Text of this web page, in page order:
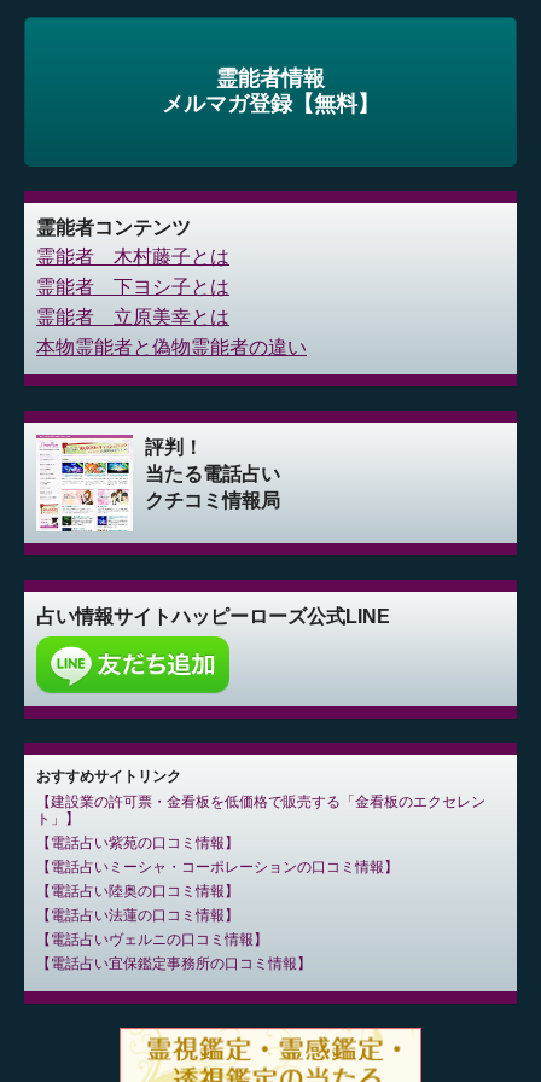
霊能者情報
メルマガ登録【無料】
霊能者コンテンツ
霊能者 木村藤子とは
霊能者 下ヨシ子とは
霊能者 立原美幸とは
本物霊能者と偽物霊能者の違い
評判！
当たる電話占い
クチコミ情報局
占い情報サイトハッピーローズ公式LINE
おすすめサイトリンク
建設業の許可票・金看板を低価格で販売する「金看板のエクセレン
ト」
電話占い紫苑の口コミ情報
電話占いミーシャ・コーポレーションの口コミ情報
電話占い陸奥の口コミ情報
電話占い法蓮の口コミ情報
電話占いヴェルニの口コミ情報
電話占い宜保鑑定事務所の口コミ情報